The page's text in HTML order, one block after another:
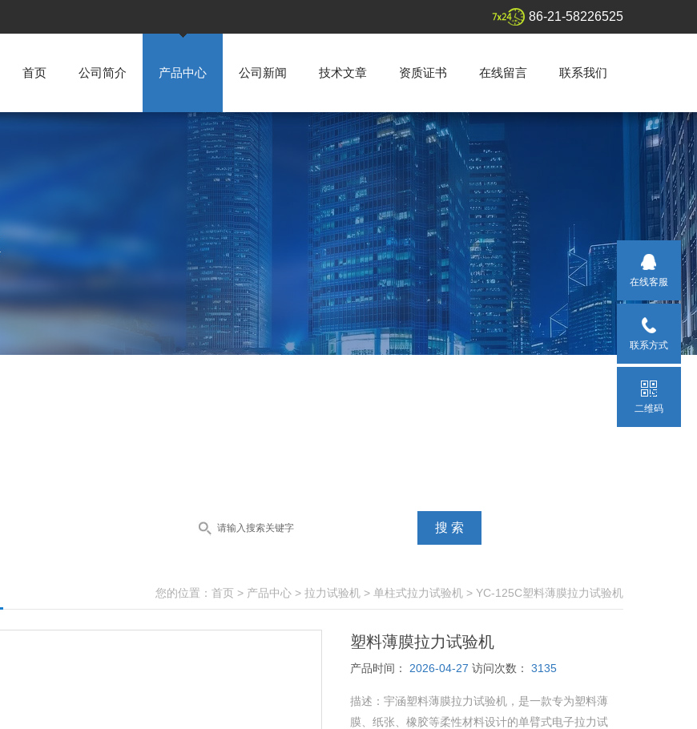
86-21-58226525
首页 公司简介 产品中心 公司新闻 技术文章 资质证书 在线留言 联系我们
您的位置： 首页 > 产品中心 > 拉力试验机 > 单柱式拉力试验机 > YC-125C塑料薄膜拉力试验机
塑料薄膜拉力试验机
产品时间： 2026-04-27 访问次数： 3135
描述： 宇涵塑料薄膜拉力试验机，是一款专为塑料薄
膜、纸张、橡胶等柔性材料设计的单臂式电子拉力试
在线客服
联系方式
二维码